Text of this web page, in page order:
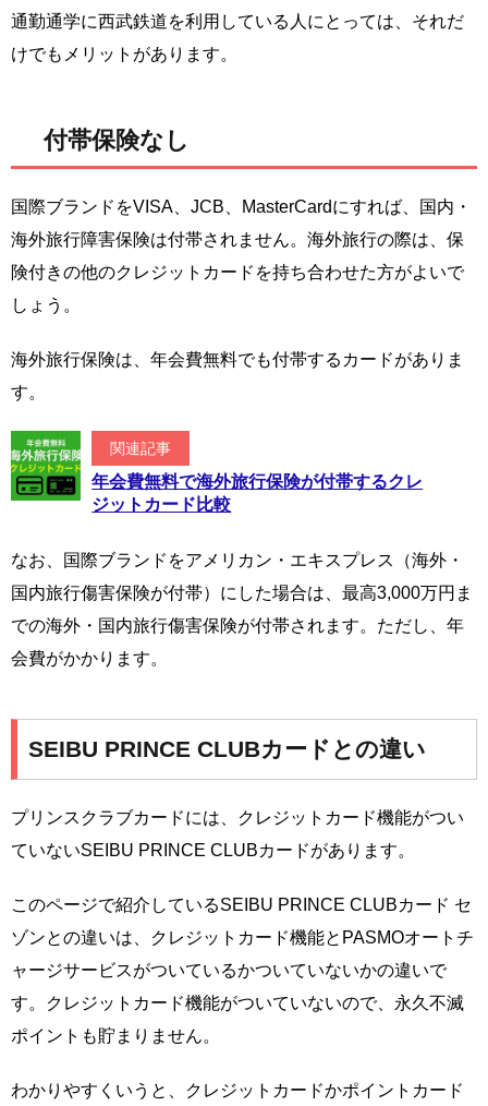
通勤通学に西武鉄道を利用している人にとっては、それだ
けでもメリットがあります。
付帯保険なし
国際ブランドをVISA、JCB、MasterCardにすれば、国内・
海外旅行障害保険は付帯されません。海外旅行の際は、保
険付きの他のクレジットカードを持ち合わせた方がよいで
しょう。
海外旅行保険は、年会費無料でも付帯するカードがありま
す。
関連記事
年会費無料で海外旅行保険が付帯するクレ
ジットカード比較
なお、国際ブランドをアメリカン・エキスプレス（海外・
国内旅行傷害保険が付帯）にした場合は、最高3,000万円ま
での海外・国内旅行傷害保険が付帯されます。ただし、年
会費がかかります。
SEIBU PRINCE CLUBカードとの違い
プリンスクラブカードには、クレジットカード機能がつい
ていないSEIBU PRINCE CLUBカードがあります。
このページで紹介しているSEIBU PRINCE CLUBカード セ
ゾンとの違いは、クレジットカード機能とPASMOオートチ
ャージサービスがついているかついていないかの違いで
す。クレジットカード機能がついていないので、永久不滅
ポイントも貯まりません。
わかりやすくいうと、クレジットカードかポイントカード